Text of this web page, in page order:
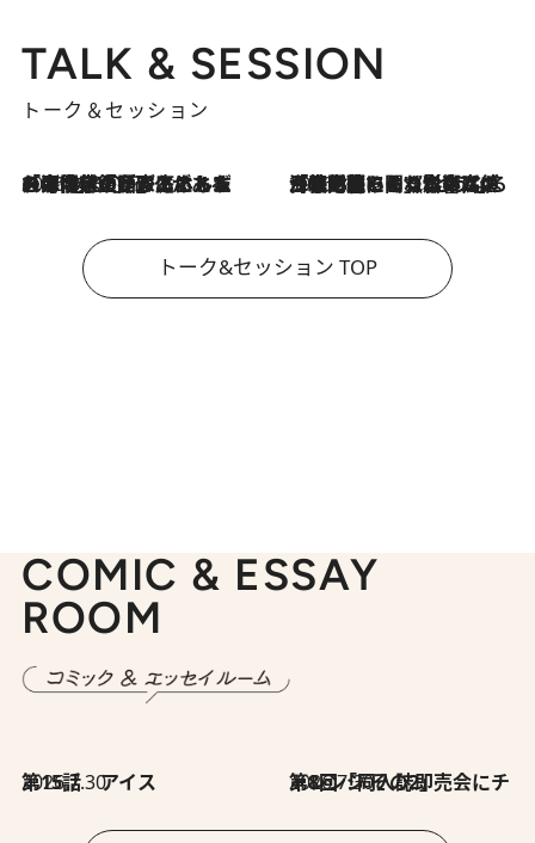
TALK & SESSION
トーク＆セッション
2026.8.3
「今後値上げがあるとすれば…」「リスクがあるのは今年の冬」エネルギー専門家が語る、ホルムズ海峡封鎖が家庭にもたらす“ある心配” 2026.8.3
「住宅建てられない…」「サーチャージ料の高値が続いている」ホルムズ海峡封鎖による影響はいつまで続く？《エネルギー専門家に聞く“どうなる日本の暮らし”》
トーク&セッション TOP
COMIC & ESSAY
ROOM
2026.7.30
第15話 アイス 2026.7.30
第8回「同人誌即売会にチャレンジ その2」